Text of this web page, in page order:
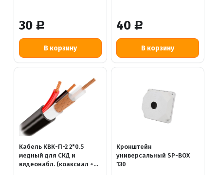
30 Р 40 Р
Кабель КВК-П-2 2*0.5
медный для СКД и
видеонабл. (коаксиал +
Кронштейн
универсальный SP-BOX
130